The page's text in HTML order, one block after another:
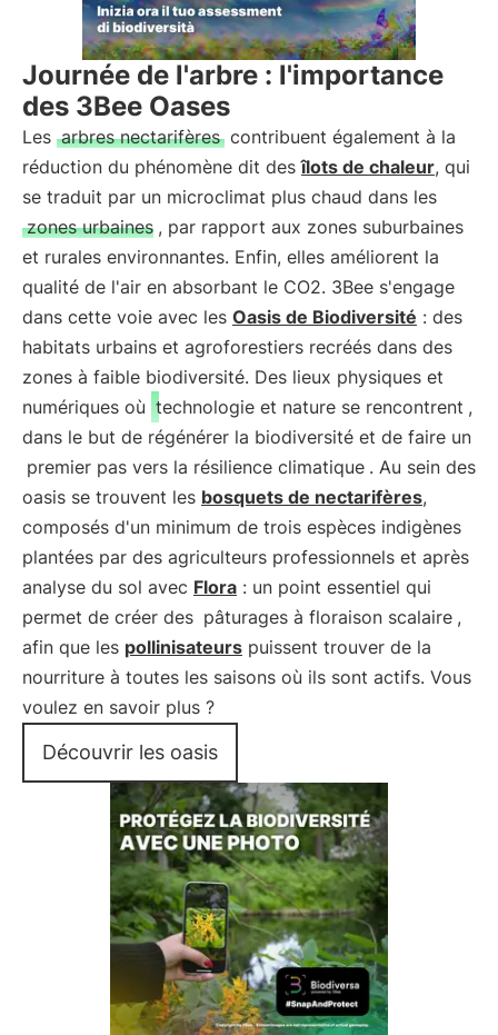
Journée de l'arbre : l'importance
des 3Bee Oases
Les arbres nectarifères contribuent également à la
réduction du phénomène dit desîlots de chaleur, qui
se traduit par un microclimat plus chaud dans les
zones urbaines , par rapport aux zones suburbaines
et rurales environnantes. Enfin, elles améliorent la
qualité de l'air en absorbant le CO2. 3Bee s'engage
dans cette voie avec les Oasis de Biodiversité : des
habitats urbains et agroforestiers recréés dans des
zones à faible biodiversité. Des lieux physiques et
numériques où technologie et nature se rencontrent ,
dans le but de régénérer la biodiversité et de faire un
premier pas vers la résilience climatique . Au sein des
oasis se trouvent les bosquets de nectarifères,
composés d'un minimum de trois espèces indigènes
plantées par des agriculteurs professionnels et après
analyse du sol avec Flora : un point essentiel qui
permet de créer des pâturages à floraison scalaire ,
afin que les pollinisateurs puissent trouver de la
nourriture à toutes les saisons où ils sont actifs. Vous
voulez en savoir plus ?
Découvrir les oasis